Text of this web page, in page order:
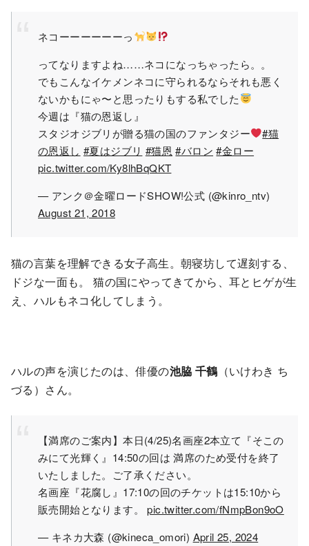
ネコーーーーーーっ
ってなりますよね……ネコになっちゃったら。。
でもこんなイケメンネコに守られるならそれも悪く
ないかもにゃ〜と思ったりもする私でした
今週は『猫の恩返し』
スタジオジブリが贈る猫の国のファンタジー
#猫
の恩返し #夏はジブリ #猫恩 #バロン #金ロー
pic.twitter.com/Ky8lhBqQKT
— アンク＠金曜ロードSHOW!公式 (@kinro_ntv)
August 21, 2018
猫の言葉を理解できる女子高生。朝寝坊して遅刻する、
ドジな一面も。 猫の国にやってきてから、耳とヒゲが生
え、ハルもネコ化してしまう。
ハルの声を演じたのは、俳優の池脇 千鶴 （いけわき ち
づる）さん。
【満席のご案内】本日(4/25)名画座2本立て『そこの
みにて光輝く』14:50の回は 満席のため受付を終了
いたしました。ご了承ください。
名画座『花腐し』17:10の回のチケットは15:10から
販売開始となります。pic.twitter.com/fNmpBon9oO
— キネカ大森 (@kineca_omori) April 25, 2024